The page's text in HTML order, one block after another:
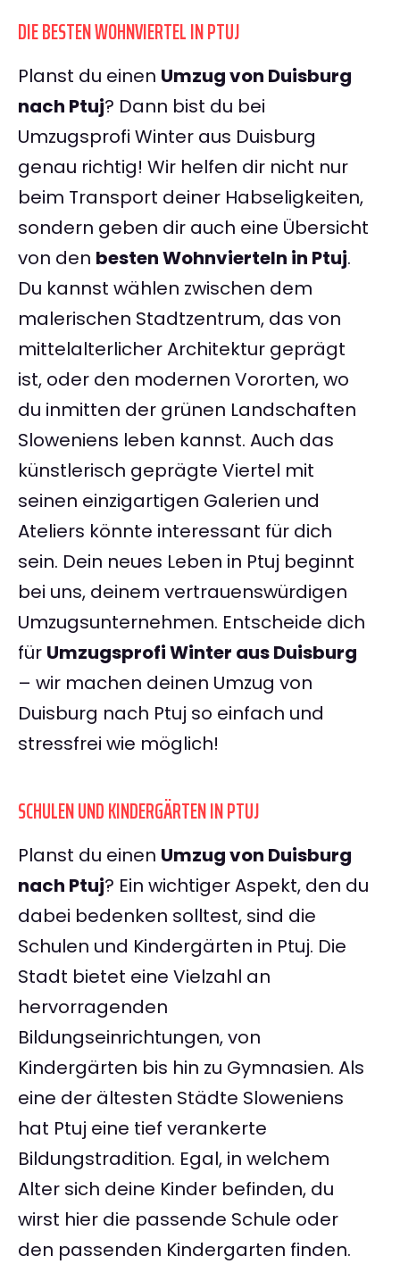
DIE BESTEN WOHNVIERTEL IN PTUJ
Planst du einen Umzug von Duisburg
nach Ptuj? Dann bist du bei
Umzugsprofi Winter aus Duisburg
genau richtig! Wir helfen dir nicht nur
beim Transport deiner Habseligkeiten,
sondern geben dir auch eine Übersicht
von den besten Wohnvierteln in Ptuj.
Du kannst wählen zwischen dem
malerischen Stadtzentrum, das von
mittelalterlicher Architektur geprägt
ist, oder den modernen Vororten, wo
du inmitten der grünen Landschaften
Sloweniens leben kannst. Auch das
künstlerisch geprägte Viertel mit
seinen einzigartigen Galerien und
Ateliers könnte interessant für dich
sein. Dein neues Leben in Ptuj beginnt
bei uns, deinem vertrauenswürdigen
Umzugsunternehmen. Entscheide dich
für Umzugsprofi Winter aus Duisburg
– wir machen deinen Umzug von
Duisburg nach Ptuj so einfach und
stressfrei wie möglich!
SCHULEN UND KINDERGÄRTEN IN PTUJ
Planst du einen Umzug von Duisburg
nach Ptuj? Ein wichtiger Aspekt, den du
dabei bedenken solltest, sind die
Schulen und Kindergärten in Ptuj. Die
Stadt bietet eine Vielzahl an
hervorragenden
Bildungseinrichtungen, von
Kindergärten bis hin zu Gymnasien. Als
eine der ältesten Städte Sloweniens
hat Ptuj eine tief verankerte
Bildungstradition. Egal, in welchem
Alter sich deine Kinder befinden, du
wirst hier die passende Schule oder
den passenden Kindergarten finden.